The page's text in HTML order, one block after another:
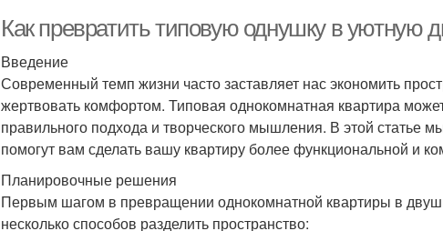
Как превратить типовую однушку в уютную
Введение
Современный темп жизни часто заставляет нас экономить
жертвовать комфортом. Типовая однокомнатная квартира
правильного подхода и творческого мышления. В этой статье
помогут вам сделать вашу квартиру более функциональной и
Планировочные решения
Первым шагом в превращении однокомнатной квартиры в
несколько способов разделить пространство: